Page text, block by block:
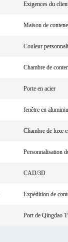
Exigences du
Maison de
Couleur
Chambre de
Porte en acier
fenêtre en
Chambre de luxe
Personnalisation
CAD/3D
Expédition de
Port de Qingdao